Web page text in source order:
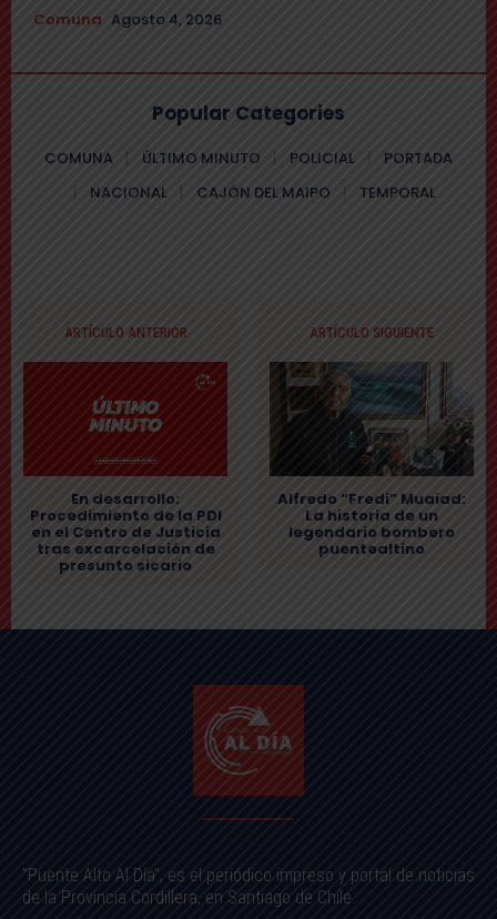
Comuna Agosto 4, 2026
Popular Categories
COMUNA ÚLTIMO MINUTO POLICIAL
PORTADA
NACIONAL
CAJÓN DEL MAIPO TEMPORAL
ARTÍCULO ANTERIOR
En desarrollo:
Procedimiento de la PDI
en el Centro de Justicia
tras excarcelación de
presunto sicario
ARTÍCULO SIGUIENTE
Alfredo “Fredi” Muaiad:
La historia de un
legendario bombero
puentealtino
"Puente Alto Al Día", es el periódico impreso y portal de noticias
de la Provincia Cordillera, en Santiago de Chile.